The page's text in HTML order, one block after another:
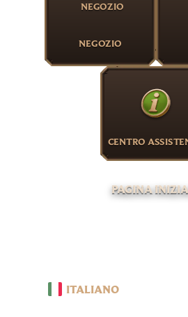
NEGOZIO
CENTRO
PAGINA
ITALIANO